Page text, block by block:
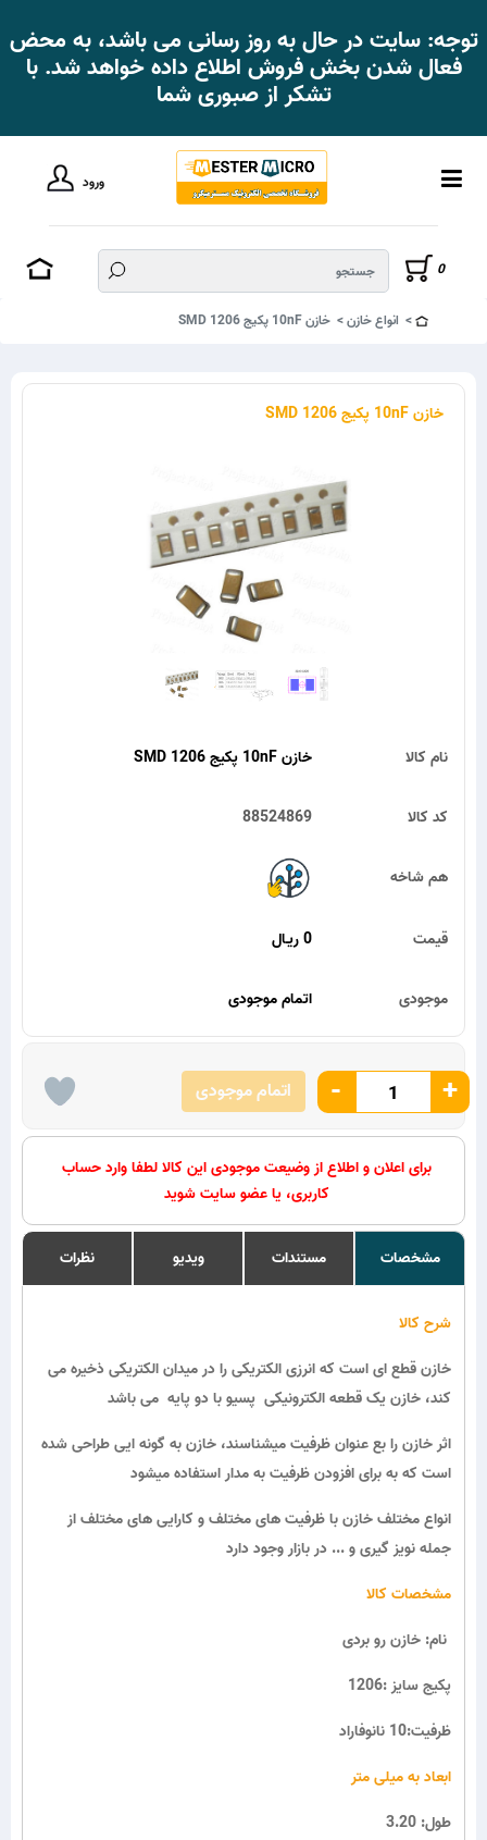
توجه: سایت در حال به روز رسانی می باشد، به محض
فعال شدن بخش فروش اطلاع داده خواهد شد. با
تشکر از صبوری شما
ورود
0
انواع خازن خازن 10nF پکیج SMD 1206
خازن 10nF پکیج SMD 1206
خازن 10nF پکیج SMD 1206 نام کالا
88524869 کد کالا
هم شاخه
0 ریـال قیمت
اتمام موجودی موجودی
اتمام موجودی - +
برای اعلان و اطلاع از وضیعت موجودی این کالا لطفا وارد حساب
کاربری، یا عضو سایت شوید
مشخصات مستندات ویدیو نظرات
شرح کالا
خازن قطع ای است که انرزی الکتریکی را در میدان الکتریکی ذخیره می
کند، خازن یک قطعه الکترونیکی پسیو با دو پایه می باشد
اثر خازن را بع عنوان ظرفیت میشناسند، خازن به گونه ایی طراحی شده
است که به برای افزودن ظرفیت به مدار استفاده میشود
انواع مختلف خازن با ظرفیت های مختلف و کارایی های مختلف از
جمله نویز گیری و ... در بازار وجود دارد
مشخصات کالا
پکیج سایز :1206
ظرفیت:10 نانوفاراد
ابعاد به میلی متر
طول: 3.20